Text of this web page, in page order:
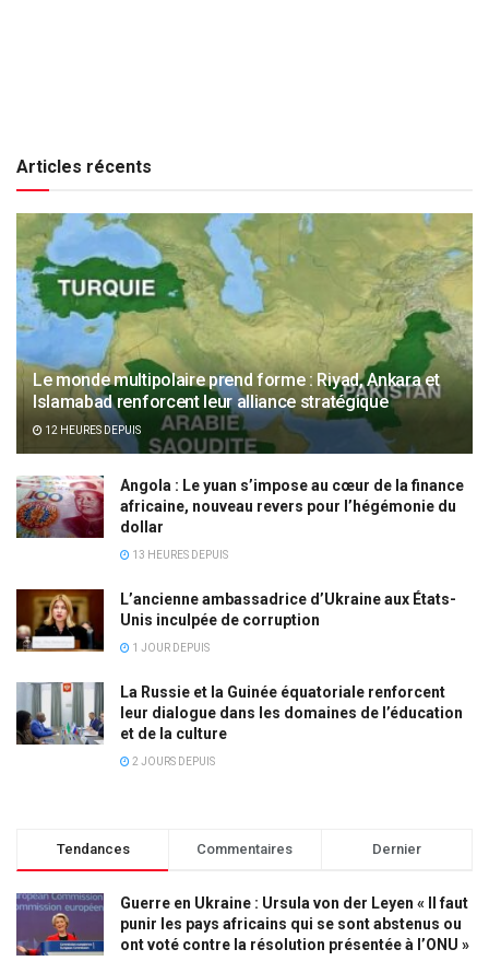
Articles récents
Le monde multipolaire prend forme : Riyad, Ankara et
Islamabad renforcent leur alliance stratégique
12 HEURES DEPUIS
Angola : Le yuan s’impose au cœur de la finance
africaine, nouveau revers pour l’hégémonie du
dollar
13 HEURES DEPUIS
L’ancienne ambassadrice d’Ukraine aux États-
Unis inculpée de corruption
1 JOUR DEPUIS
La Russie et la Guinée équatoriale renforcent
leur dialogue dans les domaines de l’éducation
et de la culture
2 JOURS DEPUIS
Tendances Commentaires Dernier
Guerre en Ukraine : Ursula von der Leyen « Il faut
punir les pays africains qui se sont abstenus ou
ont voté contre la résolution présentée à l’ONU »